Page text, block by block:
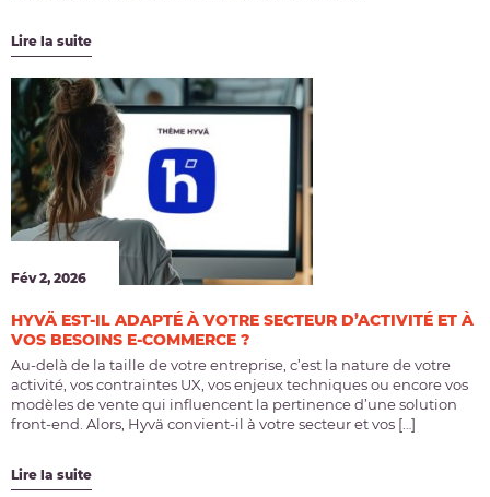
Lire la suite
Fév 2, 2026
HYVÄ EST-IL ADAPTÉ À VOTRE SECTEUR D’ACTIVITÉ ET À
VOS BESOINS E-COMMERCE ?
Au-delà de la taille de votre entreprise, c’est la nature de votre
activité, vos contraintes UX, vos enjeux techniques ou encore vos
modèles de vente qui influencent la pertinence d’une solution
front-end. Alors, Hyvä convient-il à votre secteur et vos […]
Lire la suite